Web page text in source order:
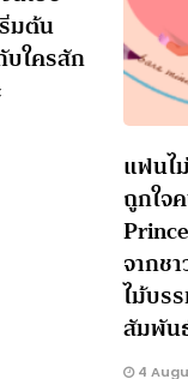
มต้น
ใครสัก
แฟนไ
ถูกใจ
จากช
ไม้บร
สัมพัน
4